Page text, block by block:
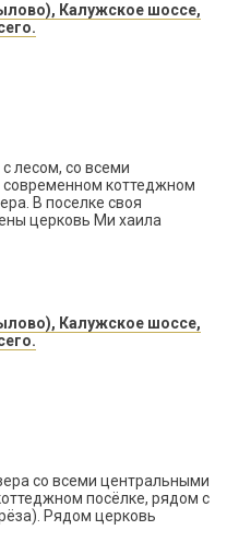
Калужское шоссе,
лесом, со всеми
коттеджном
В поселке своя
церковь Ми хаила
Калужское шоссе,
со всеми центральными
посёлке, рядом с
Рядом церковь